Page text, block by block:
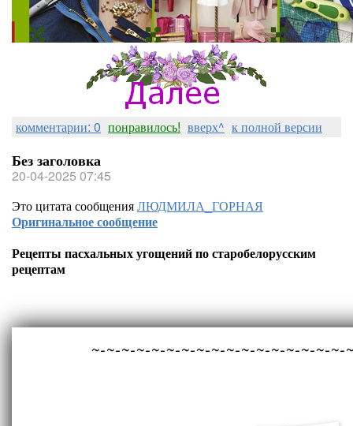
комментарии: 0 понравилось! вверх^ к полной версии
Без заголовка
20-04-2025 07:45
Это цитата сообщенияЛЮДМИЛА_ГОРНАЯ
Оригинальное сообщение
Рецепты пасхальных угощений по старобелорусским
рецептам
~-~-~-~-~-~-~-~-~-~-~-~-~-~-~-~-